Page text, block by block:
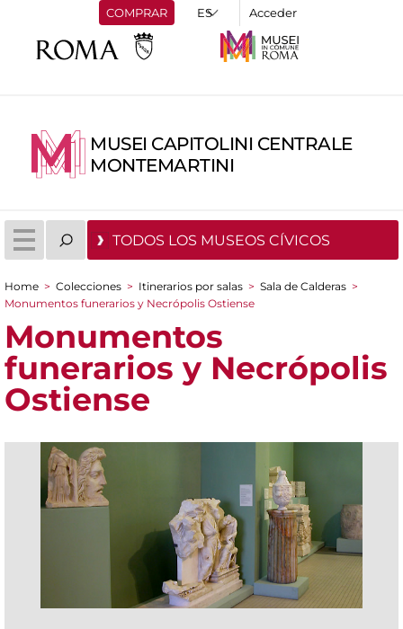
COMPRAR Acceder
MUSEI CAPITOLINI CENTRALE
MONTEMARTINI
TODOS LOS MUSEOS CÍVICOS
You are here
Home > Colecciones > Itinerarios por salas > Sala de Calderas >
Monumentos funerarios y Necrópolis Ostiense
Monumentos
funerarios y Necrópolis
Ostiense